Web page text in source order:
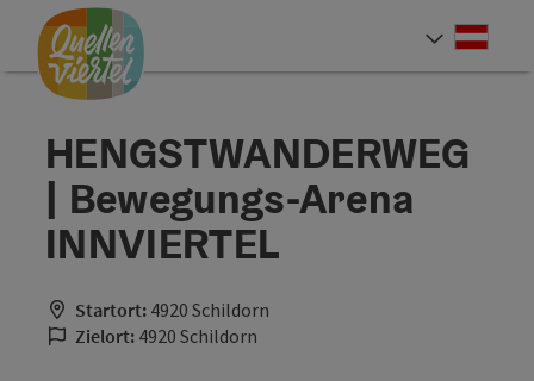
Zum Inhalt
Zur Navigation
Zum Seitenanfang
HENGSTWANDERWEG
| Bewegungs-Arena
INNVIERTEL
Startort: 4920 Schildorn
Zielort: 4920 Schildorn